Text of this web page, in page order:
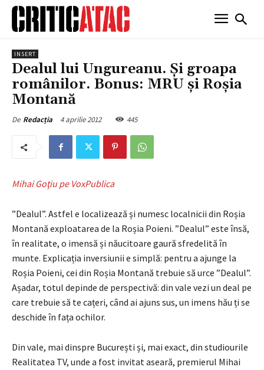
INSERT
Dealul lui Ungureanu. Și groapa
românilor. Bonus: MRU și Roșia
Montană
De Redacția 4 aprilie 2012 445
Mihai Goţiu pe VoxPublica
”Dealul”. Astfel e localizează și numesc localnicii din Roșia
Montană exploatarea de la Roșia Poieni. ”Dealul” este însă,
în realitate, o imensă și năucitoare gaură sfredelită în
munte. Explicația inversiunii e simplă: pentru a ajunge la
Roșia Poieni, cei din Roșia Montană trebuie să urce ”Dealul”.
Așadar, totul depinde de perspectivă: din vale vezi un deal pe
care trebuie să te cațeri, când ai ajuns sus, un imens hău ți se
deschide în fața ochilor.
Din vale, mai dinspre București și, mai exact, din studiourile
Realitatea TV, unde a fost invitat aseară, premierul Mihai